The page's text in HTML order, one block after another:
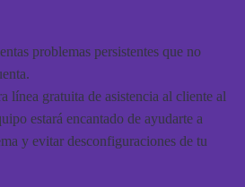
problemas persistentes que no
línea gratuita de asistencia al cliente al
estará encantado de ayudarte a
y evitar desconfiguraciones de tu